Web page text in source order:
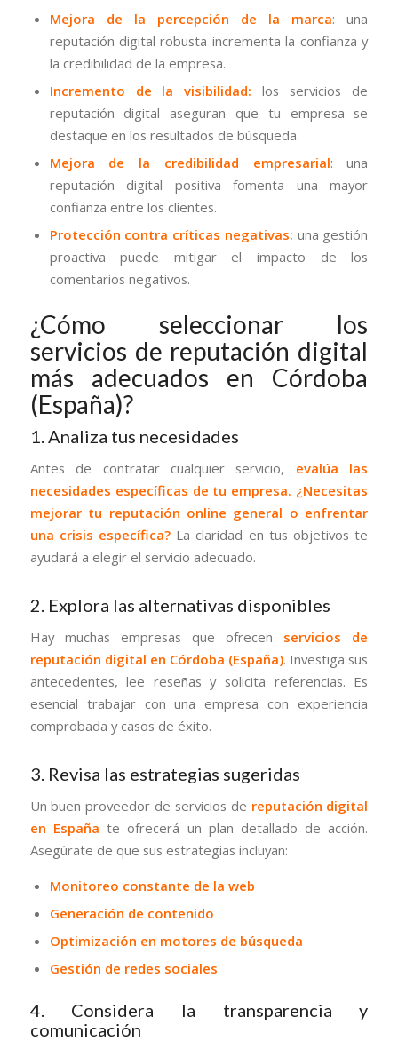
Mejora de la percepción de la marca: una
reputación digital robusta incrementa la confianza y
la credibilidad de la empresa.
Incremento de la visibilidad: los servicios de
reputación digital aseguran que tu empresa se
destaque en los resultados de búsqueda.
Mejora de la credibilidad empresarial: una
reputación digital positiva fomenta una mayor
confianza entre los clientes.
Protección contra críticas negativas: una gestión
proactiva puede mitigar el impacto de los
comentarios negativos.
¿Cómo seleccionar los
servicios de reputación digital
más adecuados en Córdoba
(España)?
1. Analiza tus necesidades
Antes de contratar cualquier servicio, evalúa las
necesidades específicas de tu empresa. ¿Necesitas
mejorar tu reputación online general o enfrentar
una crisis específica? La claridad en tus objetivos te
ayudará a elegir el servicio adecuado.
2. Explora las alternativas disponibles
Hay muchas empresas que ofrecen servicios de
reputación digital en Córdoba (España). Investiga sus
antecedentes, lee reseñas y solicita referencias. Es
esencial trabajar con una empresa con experiencia
comprobada y casos de éxito.
3. Revisa las estrategias sugeridas
Un buen proveedor de servicios de reputación digital
en España te ofrecerá un plan detallado de acción.
Asegúrate de que sus estrategias incluyan:
Monitoreo constante de la web
Generación de contenido
Optimización en motores de búsqueda
Gestión de redes sociales
4. Considera la transparencia y
comunicación